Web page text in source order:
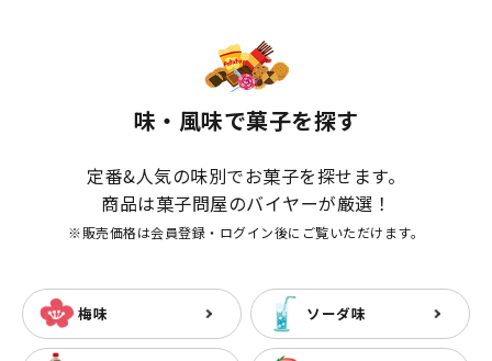
味・風味で菓子を探す
定番&人気の味別でお菓子を探せます。
商品は菓子問屋のバイヤーが厳選！
※販売価格は会員登録・ログイン後にご覧いただけます。
梅味 ソーダ味